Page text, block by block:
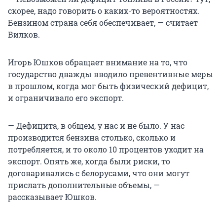
скорее, надо говорить о каких-то вероятностях.
Бензином страна себя обеспечивает, — считает
Вилков.
Игорь Юшков обращает внимание на то, что
государство дважды вводило превентивные меры
в прошлом, когда мог быть физический дефицит,
и ограничивало его экспорт.
— Дефицита, в общем, у нас и не было. У нас
производится бензина столько, сколько и
потребляется, и то около 10 процентов уходит на
экспорт. Опять же, когда были риски, то
договаривались с белорусами, что они могут
прислать дополнительные объемы, —
рассказывает Юшков.